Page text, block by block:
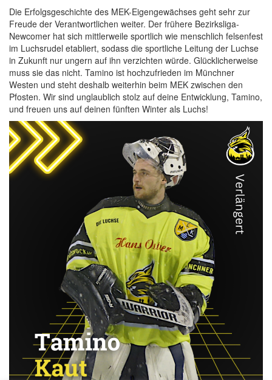
Die Erfolgsgeschichte des MEK-Eigengewächses geht sehr zur
Freude der Verantwortlichen weiter. Der frühere Bezirksliga-
Newcomer hat sich mittlerweile sportlich wie menschlich felsenfest
im Luchsrudel etabliert, sodass die sportliche Leitung der Luchse
in Zukunft nur ungern auf ihn verzichten würde. Glücklicherweise
muss sie das nicht. Tamino ist hochzufrieden im Münchner
Westen und steht deshalb weiterhin beim MEK zwischen den
Pfosten. Wir sind unglaublich stolz auf deine Entwicklung, Tamino,
und freuen uns auf deinen fünften Winter als Luchs!